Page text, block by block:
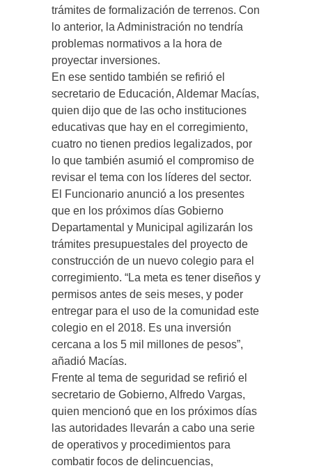
trámites de formalización de terrenos. Con
lo anterior, la Administración no tendría
problemas normativos a la hora de
proyectar inversiones.
En ese sentido también se refirió el
secretario de Educación, Aldemar Macías,
quien dijo que de las ocho instituciones
educativas que hay en el corregimiento,
cuatro no tienen predios legalizados, por
lo que también asumió el compromiso de
revisar el tema con los líderes del sector.
El Funcionario anunció a los presentes
que en los próximos días Gobierno
Departamental y Municipal agilizarán los
trámites presupuestales del proyecto de
construcción de un nuevo colegio para el
corregimiento. “La meta es tener diseños y
permisos antes de seis meses, y poder
entregar para el uso de la comunidad este
colegio en el 2018. Es una inversión
cercana a los 5 mil millones de pesos”,
añadió Macías.
Frente al tema de seguridad se refirió el
secretario de Gobierno, Alfredo Vargas,
quien mencionó que en los próximos días
las autoridades llevarán a cabo una serie
de operativos y procedimientos para
combatir focos de delincuencias,